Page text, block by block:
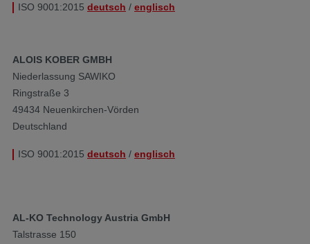
ISO 9001:2015 deutsch / englisch
ALOIS KOBER GMBH
Niederlassung SAWIKO
Ringstraße 3
49434 Neuenkirchen-Vörden
Deutschland
ISO 9001:2015 deutsch / englisch
AL-KO Technology Austria GmbH
Talstrasse 150